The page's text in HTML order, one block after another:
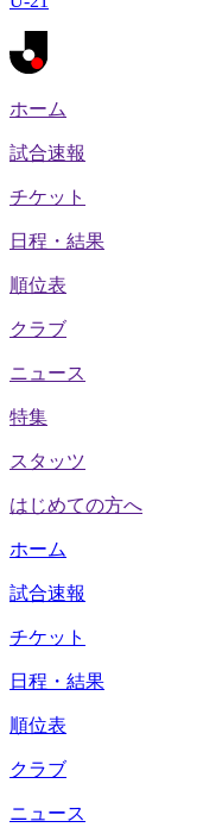
ホーム
試合速報
チケット
日程・結果
順位表
クラブ
ニュース
特集
スタッツ
はじめての方へ
ホーム
試合速報
チケット
日程・結果
順位表
クラブ
ニュース